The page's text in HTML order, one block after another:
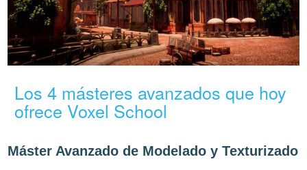
Los 4 másteres avanzados que hoy
ofrece Voxel School
Máster Avanzado de Modelado y Texturizado